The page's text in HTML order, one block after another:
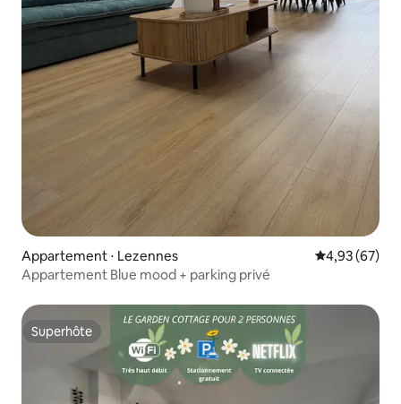
Appartement ⋅ Lezennes Évaluation
4,93 (67)
Appartement Blue mood + parking privé
Superhôte
Superhôte